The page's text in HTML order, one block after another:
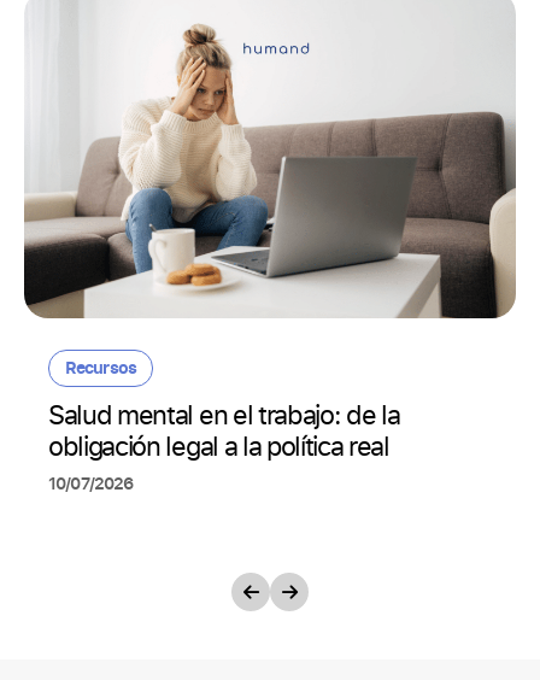
Recursos
Salud mental en el trabajo: de la
obligación legal a la política real
10/07/2026